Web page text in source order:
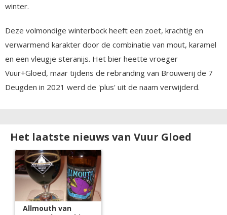
winter.
Deze volmondige winterbock heeft een zoet, krachtig en
verwarmend karakter door de combinatie van mout, karamel
en een vleugje steranijs. Het bier heette vroeger
Vuur+Gloed, maar tijdens de rebranding van Brouwerij de 7
Deugden in 2021 werd de 'plus' uit de naam verwijderd.
Het laatste nieuws van Vuur Gloed
Allmouth van